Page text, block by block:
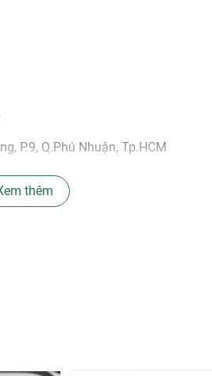
P.9, Q.Phú Nhuận, Tp.HCM
Online
toàn quốc.
thêm